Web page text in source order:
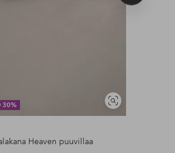
30%
Näytä
samankaltaisia
Heaven puuvillaa